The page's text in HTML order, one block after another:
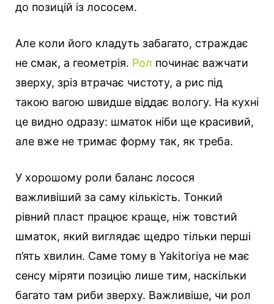
до позицій із лососем.
Але коли його кладуть забагато, страждає
не смак, а геометрія. Рол починає важчати
зверху, зріз втрачає чистоту, а рис під
такою вагою швидше віддає вологу. На кухні
це видно одразу: шматок ніби ще красивий,
але вже не тримає форму так, як треба.
У хорошому роли баланс лосося
важливіший за саму кількість. Тонкий
рівний пласт працює краще, ніж товстий
шматок, який виглядає щедро тільки перші
п’ять хвилин. Саме тому в Yakitoriya не має
сенсу міряти позицію лише тим, наскільки
багато там риби зверху. Важливіше, чи рол